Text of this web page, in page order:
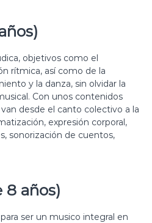
objetivos como el
rítmica, así como de la
y la danza, sin olvidar la
Con unos contenidos
desde el canto colectivo a la
expresión corporal,
sonorización de cuentos,
8 años)
ser un musico integral en